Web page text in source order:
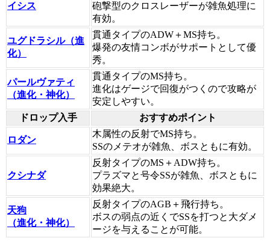
イシス
砲撃型のクロスレーザーが雑魚処理に
有効。
ユグドラシル（進
化）
貫通タイプのADW＋MS持ち。
爆発の友情コンボがサポートとして優
秀。
パールヴァティ
（進化・神化）
貫通タイプのMS持ち。
進化はゲージで回復がつくので攻略が
安定しやすい。
ドロップ入手
おすすめポイント
ロダン
木属性の反射でMS持ち。
SSのメテオが雑魚、ボスともに有効。
クシナダ
反射タイプのMS＋ADW持ち。
プラズマと号令SSが雑魚、ボスともに
効果絶大。
天狗
（進化・神化）
反射タイプのAGB＋飛行持ち。
ボスの弱点の近くでSSを打つと大ダメ
ージを与えることが可能。